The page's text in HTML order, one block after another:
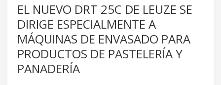
EL NUEVO DRT 25C DE LEUZE SE
DIRIGE ESPECIALMENTE A
MÁQUINAS DE ENVASADO PARA
PRODUCTOS DE PASTELERÍA Y
PANADERÍA